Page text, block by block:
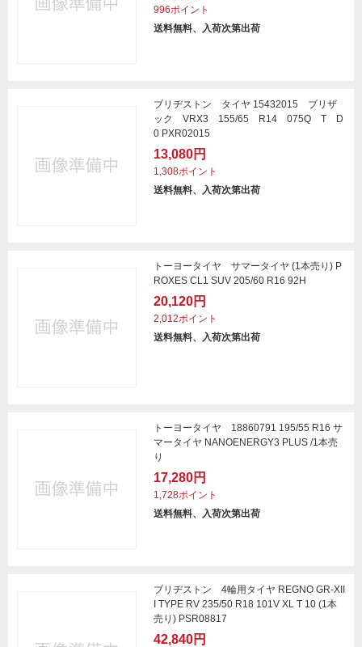
996ポイント
送料無料、入荷次第出荷
ブリヂストン タイヤ 15432015 ブリザ
ック VRX3 155/65 R14 075Q T D
0 PXR02015
13,080円
1,308ポイント
送料無料、入荷次第出荷
トーヨータイヤ サマータイヤ (1本売り) P
ROXES CL1 SUV 205/60 R16 92H
20,120円
2,012ポイント
送料無料、入荷次第出荷
トーヨータイヤ 18860791 195/55 R16 サ
マータイヤ NANOENERGY3 PLUS /1本売
り
17,280円
1,728ポイント
送料無料、入荷次第出荷
ブリヂストン 4輪用タイヤ REGNO GR-XII
I TYPE RV 235/50 R18 101V XL T 10 (1本
売り) PSR08817
42,840円